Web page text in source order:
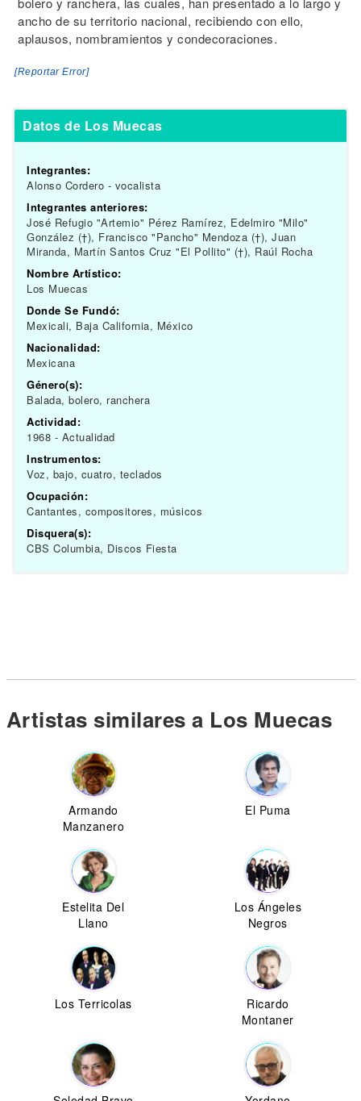
ancho de su territorio nacional, recibiendo con ello,
aplausos, nombramientos y condecoraciones.
[Reportar Error]
Datos de Los Muecas
Integrantes:
Alonso Cordero - vocalista
Integrantes anteriores:
José Refugio "Artemio" Pérez Ramírez, Edelmiro "Milo"
González (†), Francisco "Pancho" Mendoza (†), Juan
Miranda, Martín Santos Cruz "El Pollito" (†), Raúl Rocha
Nombre Artístico:
Los Muecas
Donde Se Fundó:
Mexicali, Baja California, México
Nacionalidad:
Mexicana
Género(s):
Balada, bolero, ranchera
Actividad:
1968 - Actualidad
Instrumentos:
Voz, bajo, cuatro, teclados
Ocupación:
Cantantes, compositores, músicos
Disquera(s):
CBS Columbia, Discos Fiesta
Artistas similares a Los Muecas
Armando
Manzanero
El Puma
Estelita Del
Llano
Los Ángeles
Negros
Los Terricolas
Ricardo
Montaner